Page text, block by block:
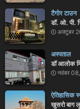
टैगोर टाउन
डॉ. ओ. पी.
अक्टूबर
अस्पताल
डॉ आलोक
नवंबर
ऐतिहासिक
खुसरो बाग